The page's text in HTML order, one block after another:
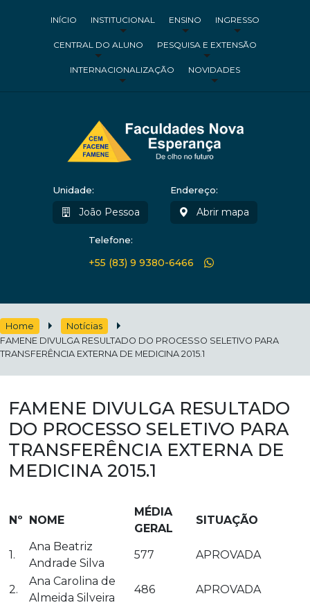
INÍCIO INSTITUCIONAL ENSINO INGRESSO
CENTRAL DO ALUNO PESQUISA E EXTENSÃO
INTERNACIONALIZAÇÃO NOVIDADES
Unidade:
João Pessoa
Endereço:
Abrir mapa
Telefone:
+55 (83) 9 9380-6466
Home
Notícias
FAMENE DIVULGA RESULTADO DO PROCESSO SELETIVO PARA
TRANSFERÊNCIA EXTERNA DE MEDICINA 2015.1
FAMENE DIVULGA RESULTADO
DO PROCESSO SELETIVO PARA
TRANSFERÊNCIA EXTERNA DE
MEDICINA 2015.1
Nº NOME
MÉDIA
GERAL
SITUAÇÃO
1.
Ana Beatriz
Andrade Silva
577 APROVADA
2.
Ana Carolina de
Almeida Silveira
486 APROVADA